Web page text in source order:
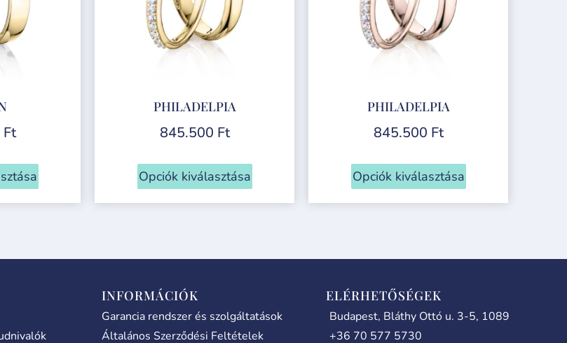
Ft
PHILADELPIA
845.500 Ft
Opciók kiválasztása
PHILADELPIA
845.500 Ft
Opciók kiválasztása
INFORMÁCIÓK
Garancia rendszer és szolgáltatások
Általános Szerződési Feltételek
ELÉRHETŐSÉGEK
Budapest, Bláthy Ottó u. 3-5, 1089
+36 70 577 5730